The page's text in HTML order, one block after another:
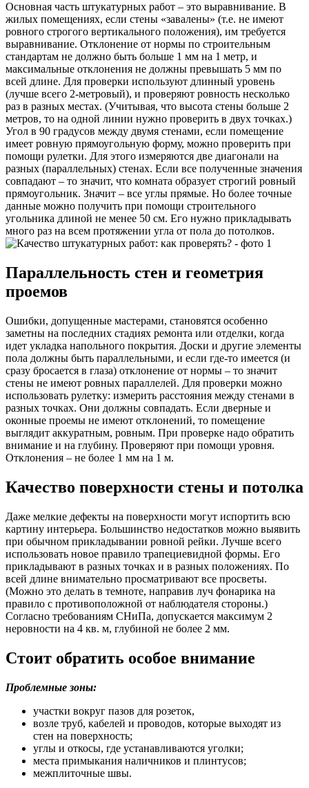
Основная часть штукатурных работ – это выравнивание. В
жилых помещениях, если стены «завалены» (т.е. не имеют
ровного строгого вертикального положения), им требуется
выравнивание. Отклонение от нормы по строительным
стандартам не должно быть больше 1 мм на 1 метр, и
максимальные отклонения не должны превышать 5 мм по
всей длине. Для проверки используют длинный уровень
(лучше всего 2-метровый), и проверяют ровность несколько
раз в разных местах. (Учитывая, что высота стены больше 2
метров, то на одной линии нужно проверить в двух точках.)
Угол в 90 градусов между двумя стенами, если помещение
имеет ровную прямоугольную форму, можно проверить при
помощи рулетки. Для этого измеряются две диагонали на
разных (параллельных) стенах. Если все полученные значения
совпадают – то значит, что комната образует строгий ровный
прямоугольник. Значит – все углы прямые. Но более точные
данные можно получить при помощи строительного
угольника длиной не менее 50 см. Его нужно прикладывать
много раз на всем протяжении угла от пола до потолков.
Параллельность стен и геометрия
проемов
Ошибки, допущенные мастерами, становятся особенно
заметны на последних стадиях ремонта или отделки, когда
идет укладка напольного покрытия. Доски и другие элементы
пола должны быть параллельными, и если где-то имеется (и
сразу бросается в глаза) отклонение от нормы – то значит
стены не имеют ровных параллелей. Для проверки можно
использовать рулетку: измерить расстояния между стенами в
разных точках. Они должны совпадать. Если дверные и
оконные проемы не имеют отклонений, то помещение
выглядит аккуратным, ровным. При проверке надо обратить
внимание и на глубину. Проверяют при помощи уровня.
Отклонения – не более 1 мм на 1 м.
Качество поверхности стены и потолка
Даже мелкие дефекты на поверхности могут испортить всю
картину интерьера. Большинство недостатков можно выявить
при обычном прикладывании ровной рейки. Лучше всего
использовать новое правило трапециевидной формы. Его
прикладывают в разных точках и в разных положениях. По
всей длине внимательно просматривают все просветы.
(Можно это делать в темноте, направив луч фонарика на
правило с противоположной от наблюдателя стороны.)
Согласно требованиям СНиПа, допускается максимум 2
неровности на 4 кв. м, глубиной не более 2 мм.
Стоит обратить особое внимание
Проблемные зоны:
участки вокруг пазов для розеток,
возле труб, кабелей и проводов, которые выходят из
стен на поверхность;
углы и откосы, где устанавливаются уголки;
места примыкания наличников и плинтусов;
межплиточные швы.